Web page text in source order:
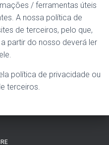
/ ferramentas úteis
A nossa política de
de terceiros, pelo que,
partir do nosso deverá ler
política de privacidade ou
terceiros.